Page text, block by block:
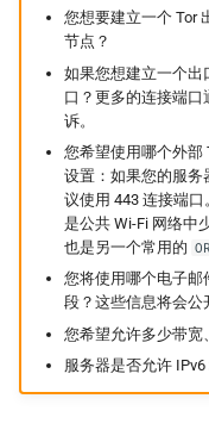
您想要建立一个 Tor
节点？
如果您想建立一个出
口？更多的连接端
诉。
您希望使用哪个外部
设置：如果您的服务
议使用 443 连接端口
是公共 Wi-Fi 网络中
也是另一个常用的
您将使用哪个电子邮
段？这些信息将会公
您希望允许多少带宽
服务器是否允许 IPv6